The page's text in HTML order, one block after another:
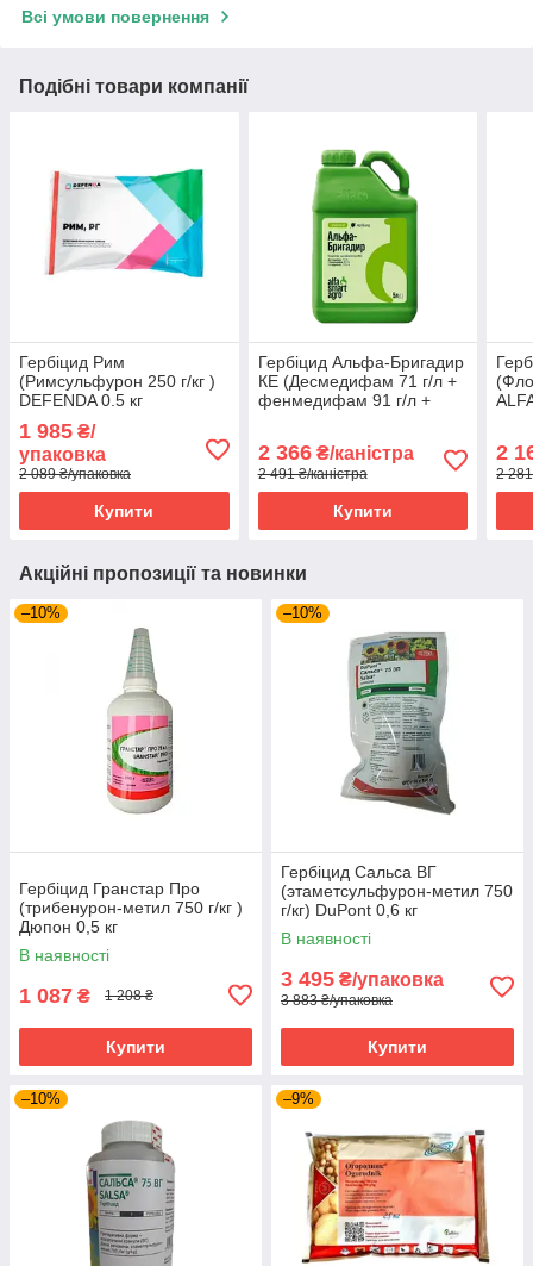
Всі умови повернення
Подібні товари компанії
Гербіцид Рим
(Римсульфурон 250 г/кг )
DEFENDA 0.5 кг
1 985 ₴/
упаковка
2 089 ₴/упаковка
Купити
Гербіцид Альфа-Бригадир
КЕ (Десмедифам 71 г/л +
фенмедифам 91 г/л +
2 366₴/каністра
2 491 ₴/каністра
Купити
2
2
Акційні пропозиції та новинки
–10%
Гербіцид Гранстар Про
(трибенурон-метил 750 г/кг )
Дюпон 0,5 кг
В наявності
1 087 ₴ 1 208 ₴
Купити
–10%
Гербіцид Сальса ВГ
(этаметсульфурон-метил 750
г/кг) DuPont 0,6 кг
В наявності
3 495 ₴/упаковка
3 883 ₴/упаковка
Купити
–10% –9%